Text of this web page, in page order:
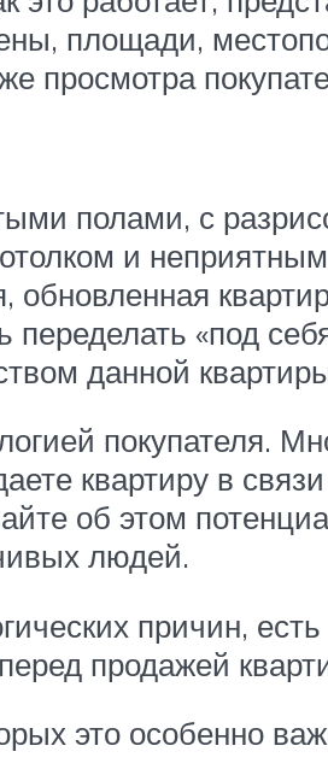
площади,
просмотра
полами, с
и
обновленная
«под
данной
покупателя.
квартиру в
об этом
людей.
причин, есть
продажей
это особенно